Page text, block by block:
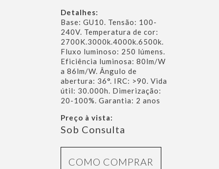
Detalhes:
Base: GU10. Tensão: 100-
240V. Temperatura de cor:
2700K.3000k.4000k.6500k.
Fluxo luminoso: 250 lúmens.
Eficiência luminosa: 80lm/W
a 86lm/W. Ângulo de
abertura: 36°. IRC: >90. Vida
útil: 30.000h. Dimerização:
20-100%. Garantia: 2 anos
Preço à vista:
Sob Consulta
COMO COMPRAR